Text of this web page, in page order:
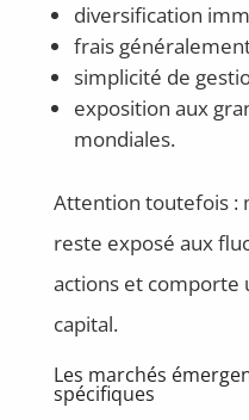
diversification
frais
simplicité de
exposition aux
mondiales.
Attention toutefois :
reste exposé aux
actions et comporte
capital.
Les marchés
spécifiques